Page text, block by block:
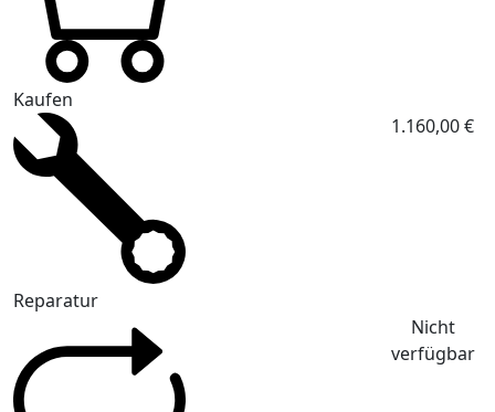
Kaufen
Reparatur
1.160,00 €
Nicht
verfügbar